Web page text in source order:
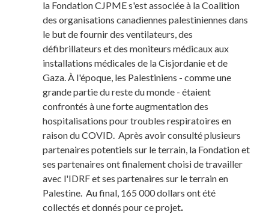
la Fondation CJPME s'est associée à la Coalition
des organisations canadiennes palestiniennes dans
le but de fournir des ventilateurs, des
défibrillateurs et des moniteurs médicaux aux
installations médicales de la Cisjordanie et de
Gaza. À l'époque, les Palestiniens - comme une
grande partie du reste du monde - étaient
confrontés à une forte augmentation des
hospitalisations pour troubles respiratoires en
raison du COVID. Après avoir consulté plusieurs
partenaires potentiels sur le terrain, la Fondation et
ses partenaires ont finalement choisi de travailler
avec l'IDRF et ses partenaires sur le terrain en
Palestine. Au final, 165 000 dollars ont été
collectés et donnés pour ce projet.